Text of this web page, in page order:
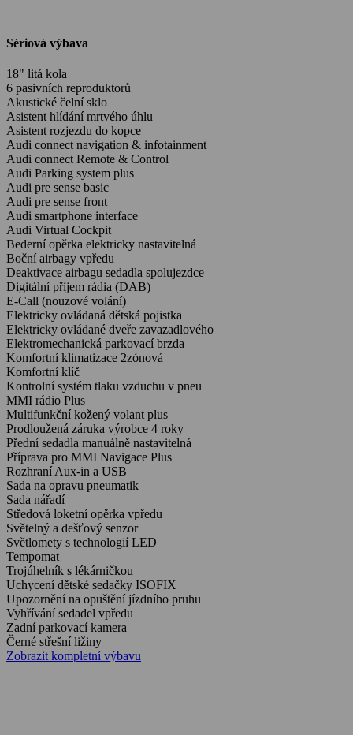
Sériová výbava
18" litá kola
6 pasivních reproduktorů
Akustické čelní sklo
Asistent hlídání mrtvého úhlu
Asistent rozjezdu do kopce
Audi connect navigation & infotainment
Audi connect Remote & Control
Audi Parking system plus
Audi pre sense basic
Audi pre sense front
Audi smartphone interface
Audi Virtual Cockpit
Bederní opěrka elektricky nastavitelná
Boční airbagy vpředu
Deaktivace airbagu sedadla spolujezdce
Digitální příjem rádia (DAB)
E-Call (nouzové volání)
Elektricky ovládaná dětská pojistka
Elektricky ovládané dveře zavazadlového
Elektromechanická parkovací brzda
Komfortní klimatizace 2zónová
Komfortní klíč
Kontrolní systém tlaku vzduchu v pneu
MMI rádio Plus
Multifunkční kožený volant plus
Prodloužená záruka výrobce 4 roky
Přední sedadla manuálně nastavitelná
Příprava pro MMI Navigace Plus
Rozhraní Aux-in a USB
Sada na opravu pneumatik
Sada nářadí
Středová loketní opěrka vpředu
Světelný a dešťový senzor
Světlomety s technologií LED
Tempomat
Trojúhelník s lékárničkou
Uchycení dětské sedačky ISOFIX
Upozornění na opuštění jízdního pruhu
Vyhřívání sedadel vpředu
Zadní parkovací kamera
Černé střešní ližiny
Zobrazit kompletní výbavu